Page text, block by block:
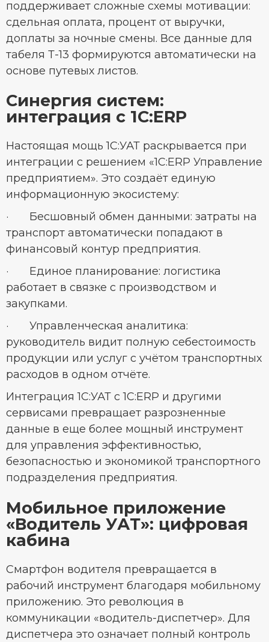
поддерживает сложные схемы мотивации:
сдельная оплата, процент от выручки,
доплаты за ночные смены. Все данные для
табеля Т-13 формируются автоматически на
основе путевых листов.
Синергия систем:
интеграция с 1С:ERP
Настоящая мощь 1С:УАТ раскрывается при
интеграции с решением «1С:ERP Управление
предприятием». Это создаёт единую
информационную экосистему:
· Бесшовный обмен данными: затраты на
транспорт автоматически попадают в
финансовый контур предприятия.
· Единое планирование: логистика
работает в связке с производством и
закупками.
· Управленческая аналитика:
руководитель видит полную себестоимость
продукции или услуг с учётом транспортных
расходов в одном отчёте.
Интеграция 1С:УАТ с 1С:ERP и другими
сервисами превращает разрозненные
данные в еще более мощный инструмент
для управления эффективностью,
безопасностью и экономикой транспортного
подразделения предприятия.
Мобильное приложение
«Водитель УАТ»: цифровая
кабина
Смартфон водителя превращается в
рабочий инструмент благодаря мобильному
приложению. Это революция в
коммуникации «водитель-диспетчер». Для
диспетчера это означает полный контроль